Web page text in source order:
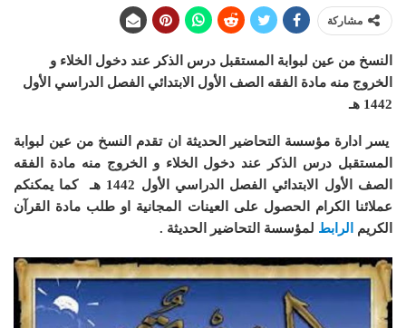
مشاركة
النسخ من عين لبوابة المستقبل درس الذكر عند دخول الخلاء و
الخروج منه مادة الفقه الصف الأول الابتدائي الفصل الدراسي الأول
1442 هـ
يسر ادارة مؤسسة التحاضير الحديثة ان تقدم النسخ من عين لبوابة
المستقبل درس الذكر عند دخول الخلاء و الخروج منه مادة الفقه
الصف الأول الابتدائي الفصل الدراسي الأول 1442 هـ
كما يمكنكم
عملائنا الكرام الحصول على العينات المجانية او طلب مادة القرآن
الكريم
الرابط لمؤسسة التحاضير الحديثة .